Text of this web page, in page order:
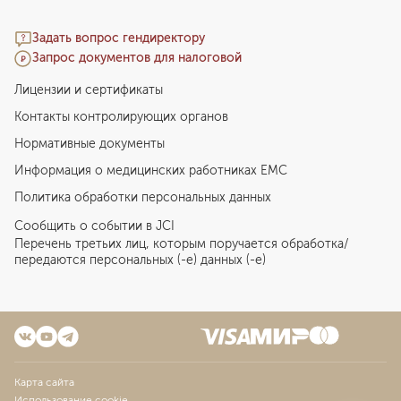
Задать вопрос гендиректору
Запрос документов для налоговой
Лицензии и сертификаты
Контакты контролирующих органов
Нормативные документы
Информация о медицинских работниках EMC
Политика обработки персональных данных
Сообщить о событии в JCI
Перечень третьих лиц, которым поручается обработка/
передаются персональных (-е) данных (-е)
Карта сайта